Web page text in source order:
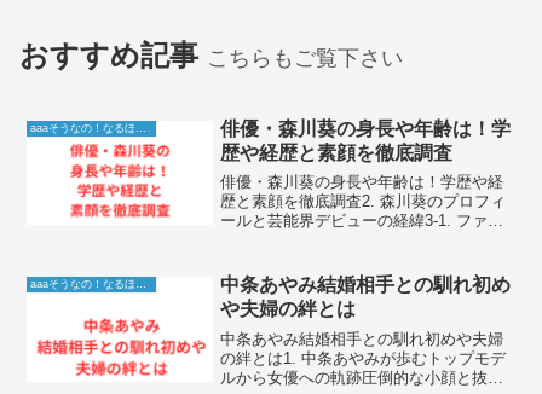
おすすめ記事 こちらもご覧下さい
aaaそうなの！なるほど！情報
俳優・森川葵の身長や年齢は！学
歴や経歴と素顔を徹底調査
俳優・森川葵の身長や年齢は！学歴や経
歴と素顔を徹底調査2. 森川葵のプロフィ
ールと芸能界デビューの経緯3-1. ファッ
2010年に開催された雑誌の専属モデルオ
ーディショ...
aaaそうなの！なるほど！情報
中条あやみ結婚相手との馴れ初め
や夫婦の絆とは
中条あやみ結婚相手との馴れ初めや夫婦
の絆とは1. 中条あやみが歩むトップモデ
ルから女優への軌跡圧倒的な小顔と抜群